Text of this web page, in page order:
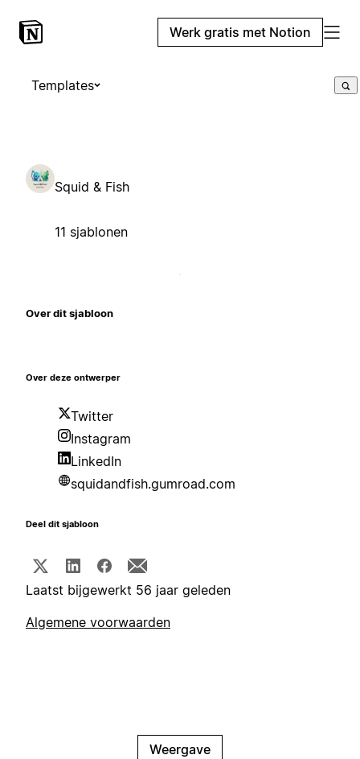
Werk gratis met Notion
Templates
Squid & Fish
11 sjablonen
Over dit sjabloon
Over deze ontwerper
Twitter
Instagram
LinkedIn
squidandfish.gumroad.com
Deel dit sjabloon
Laatst bijgewerkt 56 jaar geleden
Algemene voorwaarden
Weergave